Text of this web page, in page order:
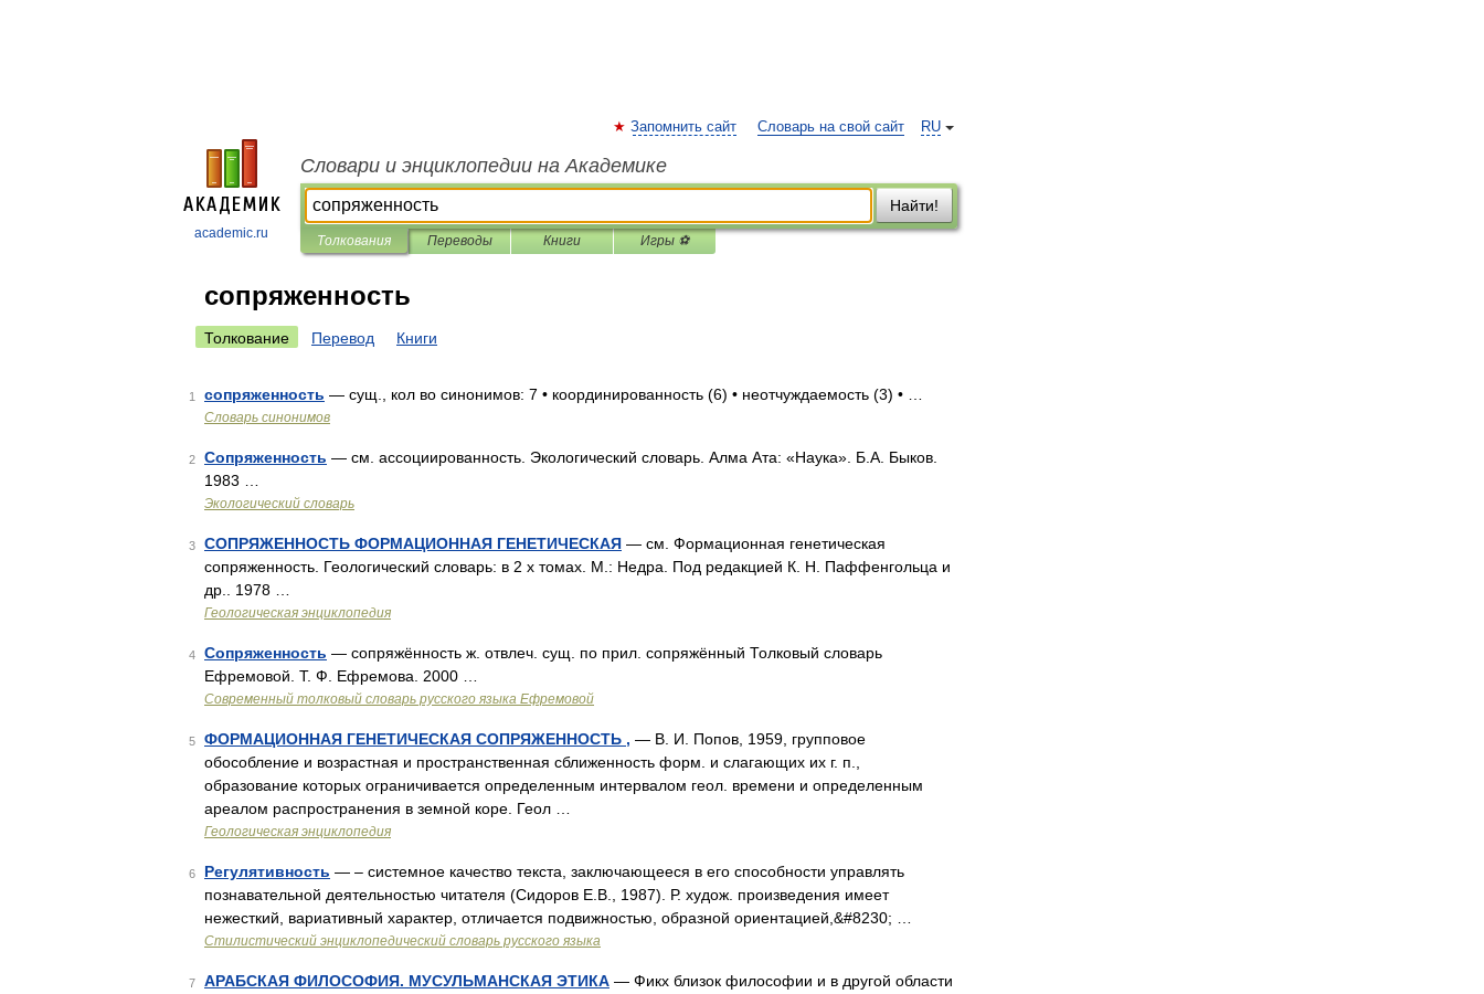
academic.ru
RU
Запомнить сайт Словарь на свой сайт
Словари и энциклопедии на Академике
Найти!
Толкования Переводы Книги Игры ⚽
сопряженность
Толкование Перевод Книги
1 сопряженность — сущ., кол во синонимов: 7 • координированность (6) • неотчуждаемость (3) • …
Словарь синонимов
2 Сопряженность — см. ассоциированность. Экологический словарь. Алма Ата: «Наука». Б.А. Быков.
1983 …
Экологический словарь
3 СОПРЯЖЕННОСТЬ ФОРМАЦИОННАЯ ГЕНЕТИЧЕСКАЯ — см. Формационная генетическая
сопряженность. Геологический словарь: в 2 х томах. М.: Недра. Под редакцией К. Н. Паффенгольца и
др.. 1978 …
Геологическая энциклопедия
4 Сопряженность — сопряжённость ж. отвлеч. сущ. по прил. сопряжённый Толковый словарь
Ефремовой. Т. Ф. Ефремова. 2000 …
Современный толковый словарь русского языка Ефремовой
5 ФОРМАЦИОННАЯ ГЕНЕТИЧЕСКАЯ СОПРЯЖЕННОСТЬ , — В. И. Попов, 1959, групповое
обособление и возрастная и пространственная сближенность форм. и слагающих их г. п.,
образование которых ограничивается определенным интервалом геол. времени и определенным
ареалом распространения в земной коре. Геол …
Геологическая энциклопедия
6 Регулятивность — – системное качество текста, заключающееся в его способности управлять
познавательной деятельностью читателя (Сидоров Е.В., 1987). Р. худож. произведения имеет
нежесткий, вариативный характер, отличается подвижностью, образной ориентацией,&#8230; …
Стилистический энциклопедический словарь русского языка
7 АРАБСКАЯ ФИЛОСОФИЯ. МУСУЛЬМАНСКАЯ ЭТИКА — Фикх близок философии и в другой области